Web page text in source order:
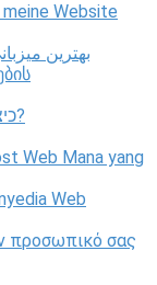
Website
5 بهترین
כיצד ליצור אתר מסווג באמצעות וורדפרס?
Web Mana yang
Web
προσωπικό σας